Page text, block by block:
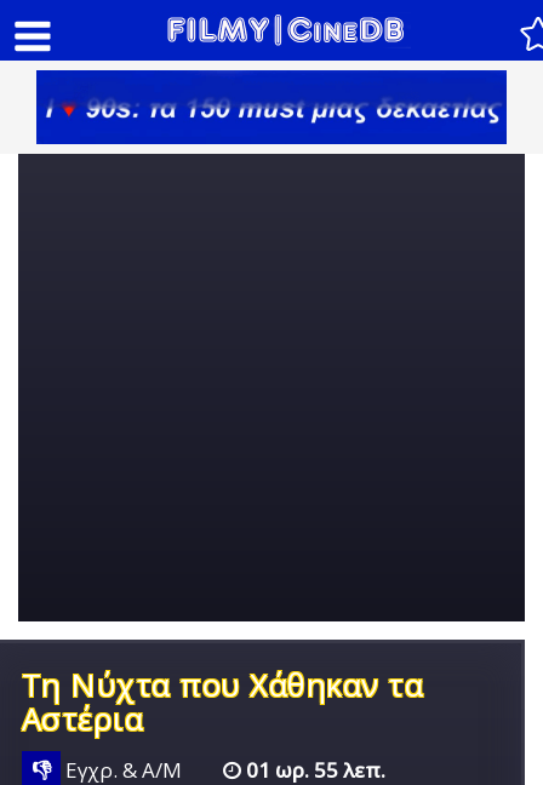
Τη Νύχτα που Χάθηκαν τα
Αστέρια
👎 Εγχρ. & Α/Μ 01 ωρ. 55 λεπ.